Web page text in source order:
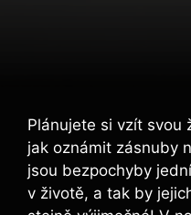
Plánujete si vzít svou
jak oznámit zásnuby
jsou bezpochyby
v životě, a tak by